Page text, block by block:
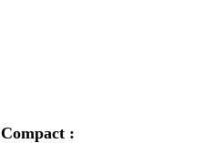
: